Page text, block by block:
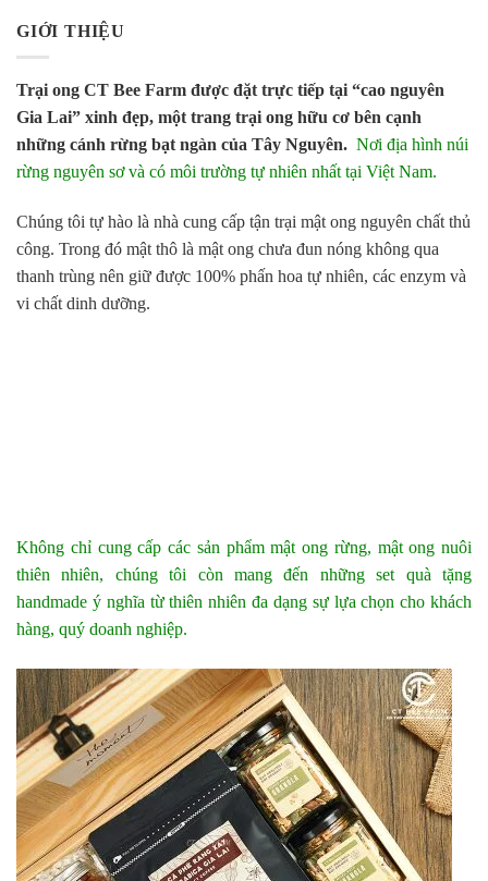
GIỚI THIỆU
Trại ong CT Bee Farm được đặt trực tiếp tại “cao nguyên
Gia Lai” xinh đẹp, một trang trại ong hữu cơ bên cạnh
những cánh rừng bạt ngàn của Tây Nguyên. Nơi địa hình núi
rừng nguyên sơ và có môi trường tự nhiên nhất tại Việt Nam.
Chúng tôi tự hào là nhà cung cấp tận trại mật ong nguyên chất thủ
công. Trong đó mật thô là mật ong chưa đun nóng không qua
thanh trùng nên giữ được 100% phấn hoa tự nhiên, các enzym và
vi chất dinh dưỡng.
Không chỉ cung cấp các sản phẩm mật ong rừng, mật ong nuôi
thiên nhiên, chúng tôi còn mang đến những set quà tặng
handmade ý nghĩa từ thiên nhiên đa dạng sự lựa chọn cho khách
hàng, quý doanh nghiệp.